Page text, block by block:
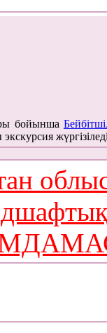
бойынша